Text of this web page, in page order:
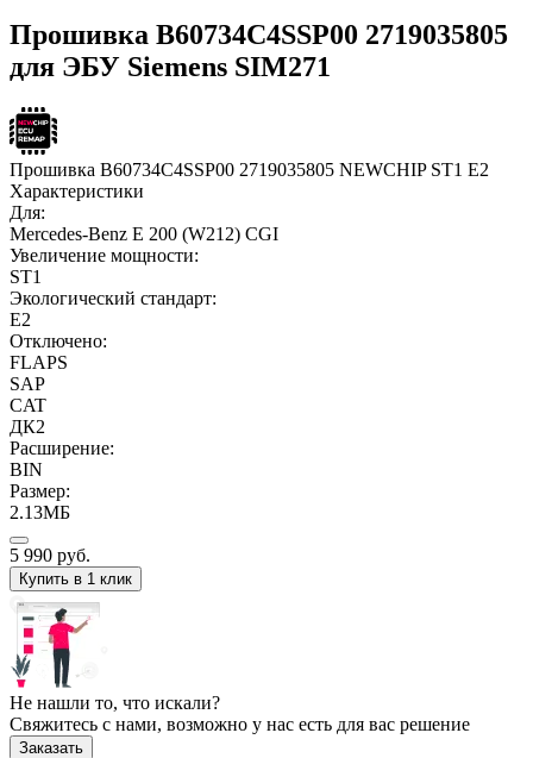
Прошивка B60734C4SSP00 2719035805
для ЭБУ Siemens SIM271
Прошивка B60734C4SSP00 2719035805 NEWCHIP ST1 E2
Характеристики
Для:
Mercedes-Benz E 200 (W212) CGI
Увеличение мощности:
ST1
Экологический стандарт:
E2
Отключено:
FLAPS
SAP
CAT
ДК2
Расширение:
BIN
Размер:
2.13МБ
5 990 руб.
Купить в 1 клик
Не нашли то, что искали?
Свяжитесь с нами, возможно у нас есть для вас решение
Заказать